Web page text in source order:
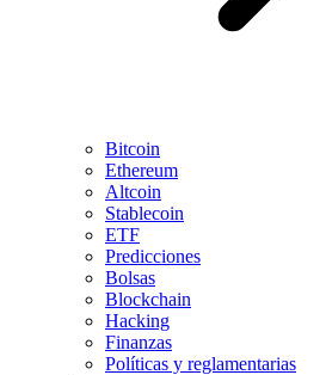
Bitcoin
Ethereum
Altcoin
Stablecoin
ETF
Predicciones
Bolsas
Blockchain
Hacking
Finanzas
Políticas y reglamentarias